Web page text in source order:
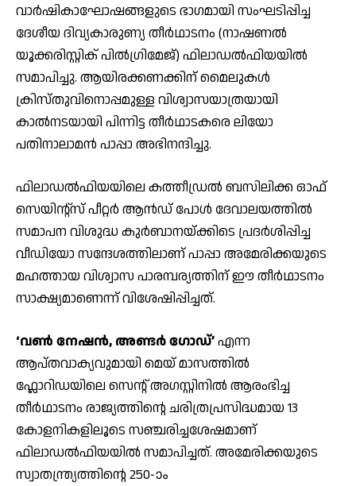
വാർഷികാഘോഷങ്ങളുടെ ഭാഗമായി സംഘടിപ്പിച്ച
ദേശീയ ദിവ്യകാരുണ്യ തീർഥാടനം (നാഷണൽ
യൂക്കരിസ്റ്റിക് പിൽഗ്രിമേജ്) ഫിലാഡൽഫിയയിൽ
സമാപിച്ചു. ആയിരക്കണക്കിന് മൈലുകൾ
ക്രിസ്തുവിനൊപ്പമുള്ള വിശ്വാസയാത്രയായി
കാൽനടയായി പിന്നിട്ട തീർഥാടകരെ ലിയോ
പതിനാലാമൻ പാപ്പാ അഭിനന്ദിച്ചു.
ഫിലാഡൽഫിയയിലെ കത്തീഡ്രൽ ബസിലിക്ക ഓഫ്
സെയിന്റ്സ് പീറ്റർ ആൻഡ് പോൾ ദേവാലയത്തിൽ
സമാപന വിശുദ്ധ കുർബാനയ്ക്കിടെ പ്രദർശിപ്പിച്ച
വീഡിയോ സന്ദേശത്തിലാണ് പാപ്പാ അമേരിക്കയുടെ
മഹത്തായ വിശ്വാസ പാരമ്പര്യത്തിന് ഈ തീർഥാടനം
സാക്ഷ്യമാണെന്ന് വിശേഷിപ്പിച്ചത്.
‘വൺ നേഷൻ, അണ്ടർ ഗോഡ്’എന്ന
ആപ്തവാക്യവുമായി മെയ് മാസത്തിൽ
ഫ്ലോറിഡയിലെ സെന്റ് അഗസ്റ്റിനിൽ ആരംഭിച്ച
തീർഥാടനം രാജ്യത്തിന്റെ ചരിത്രപ്രസിദ്ധമായ 13
കോളനികളിലൂടെ സഞ്ചരിച്ചശേഷമാണ്
ഫിലാഡൽഫിയയിൽ സമാപിച്ചത്. അമേരിക്കയുടെ
സ്വാതന്ത്ര്യത്തിന്റെ 250-ാം